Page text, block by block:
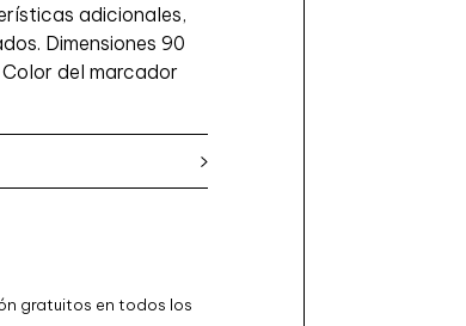
adicionales,
Dimensiones 90
Color del marcador
gratuitos en todos los